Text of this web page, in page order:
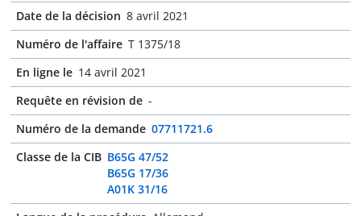
Date de la décision 8 avril 2021
Numéro de l'affaire T 1375/18
En ligne le 14 avril 2021
Requête en révision de -
Numéro de la demande 07711721.6
Classe de la CIB B65G 47/52
B65G 17/36
A01K 31/16